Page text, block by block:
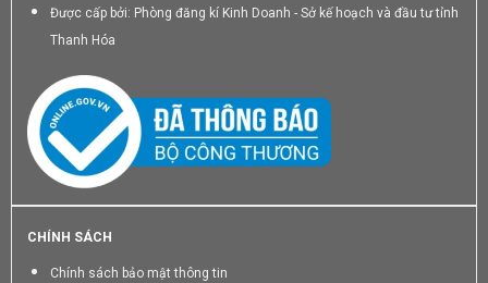
Được cấp bởi: Phòng đăng kí Kinh Doanh - Sở kế hoạch và đầu tư tỉnh
Thanh Hóa
CHÍNH SÁCH
Chính sách bảo mật thông tin